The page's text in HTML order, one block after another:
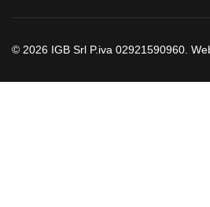
© 2026 IGB Srl P.iva 02921590960.